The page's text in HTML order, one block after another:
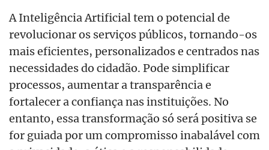
A Inteligência Artificial tem o potencial de
revolucionar os serviços públicos, tornando-os
mais eficientes, personalizados e centrados nas
necessidades do cidadão. Pode simplificar
processos, aumentar a transparência e
fortalecer a confiança nas instituições. No
entanto, essa transformação só será positiva se
for guiada por um compromisso inabalável com